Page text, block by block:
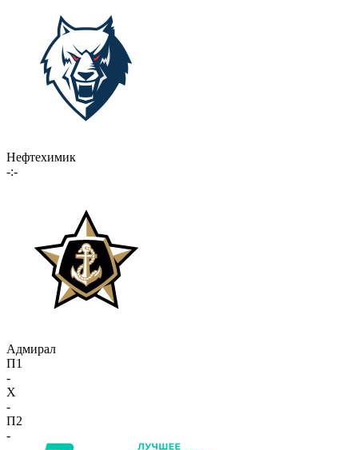
Нефтехимик
-:-
Адмирал
П1
-
X
-
П2
-